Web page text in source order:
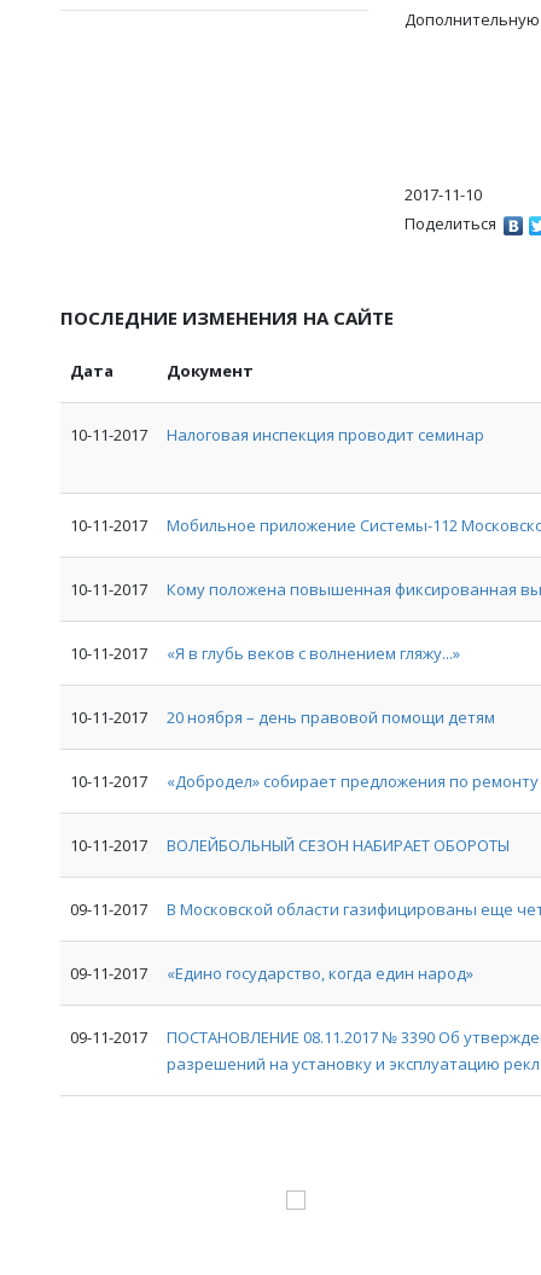
2017-11-10
Поделиться
ПОСЛЕДНИЕ ИЗМЕНЕНИЯ НА САЙТЕ
Дата Документ
10-11-2017 Налоговая инспекция проводит семинар
10-11-2017 Мобильное приложение Системы-112
10-11-2017 Кому положена повышенная фиксированная
10-11-2017 «Я в глубь веков с волнением гляжу...»
10-11-2017 20 ноября – день правовой помощи детям
10-11-2017 «Добродел» собирает предложения по ремонту
10-11-2017 ВОЛЕЙБОЛЬНЫЙ СЕЗОН НАБИРАЕТ ОБОРОТЫ
09-11-2017 В Московской области газифицированы еще
09-11-2017 «Едино государство, когда един народ»
09-11-2017
ПОСТАНОВЛЕНИЕ 08.11.2017 № 3390 Об
разрешений на установку и эксплуатацию